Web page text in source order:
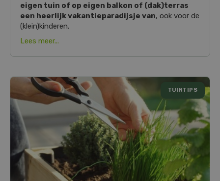
eigen tuin of op eigen balkon of (dak)terras
een heerlijk vakantieparadijsje van, ook voor de
(klein)kinderen.
Lees meer...
TUINTIPS